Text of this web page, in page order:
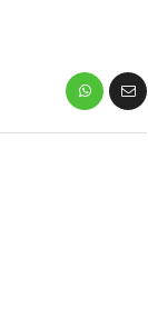
aprile 2026 a